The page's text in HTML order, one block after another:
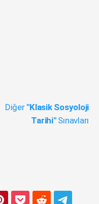
Diğer "Klasik Sosyoloji
Tarihi"Sınavları